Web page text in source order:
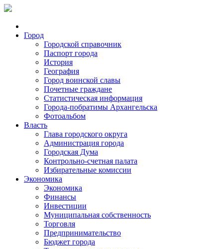
Город
Городской справочник
Паспорт города
История
География
Город воинской славы
Почетные граждане
Статистическая информация
Города-побратимы Архангельска
Фотоальбом
Власть
Глава городского округа
Администрация города
Городская Дума
Контрольно-счетная палата
Избирательные комиссии
Экономика
Экономика
Финансы
Инвестиции
Муниципальная собственность
Торговля
Предпринимательство
Бюджет города